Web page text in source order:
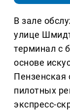
В зале
улице
терминал с
основе
Пензенская
пилотных
экспресс-